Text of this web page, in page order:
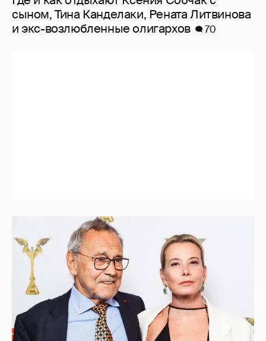
сыном, Тина Канделаки, Рената Литвинова
и экс-возлюбленные олигархов
70
В сети появилось архивное фото Андрея
Кончаловского и Юлии Высоцкой на
отдыхе в Италии
18